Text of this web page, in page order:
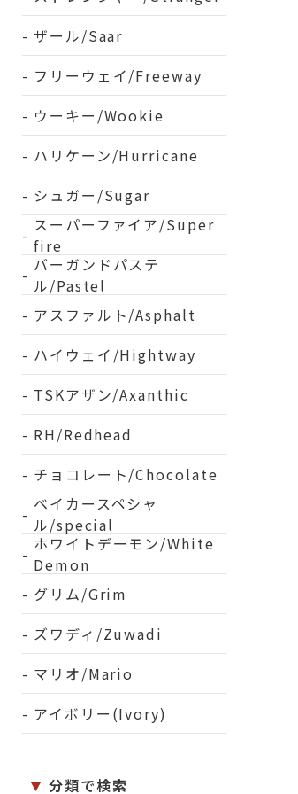
ザール/Saar
フリーウェイ/Freeway
ウーキー/Wookie
ハリケーン/Hurricane
シュガー/Sugar
スーパーファイア/Super
fire
バーガンドパステ
ル/Pastel
アスファルト/Asphalt
ハイウェイ/Hightway
TSKアザン/Axanthic
RH/Redhead
チョコレート/Chocolate
ベイカースペシャ
ル/special
ホワイトデーモン/White
Demon
グリム/Grim
ズワディ/Zuwadi
マリオ/Mario
アイボリー(Ivory)
分類で検索